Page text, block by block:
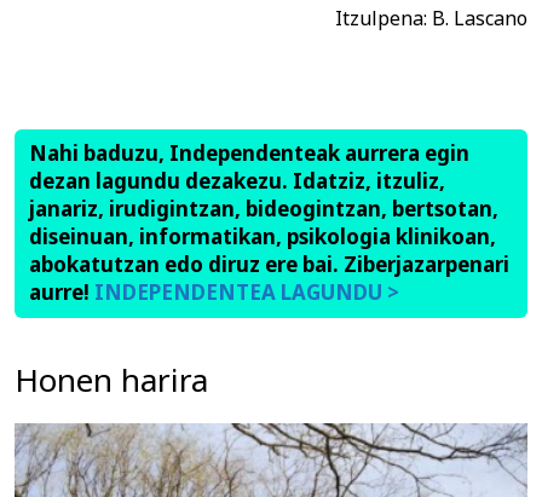
Itzulpena: B. Lascano
Nahi baduzu, Independenteak aurrera egin
dezan lagundu dezakezu. Idatziz, itzuliz,
janariz, irudigintzan, bideogintzan, bertsotan,
diseinuan, informatikan, psikologia klinikoan,
abokatutzan edo diruz ere bai. Ziberjazarpenari
aurre! INDEPENDENTEA LAGUNDU >
Honen harira